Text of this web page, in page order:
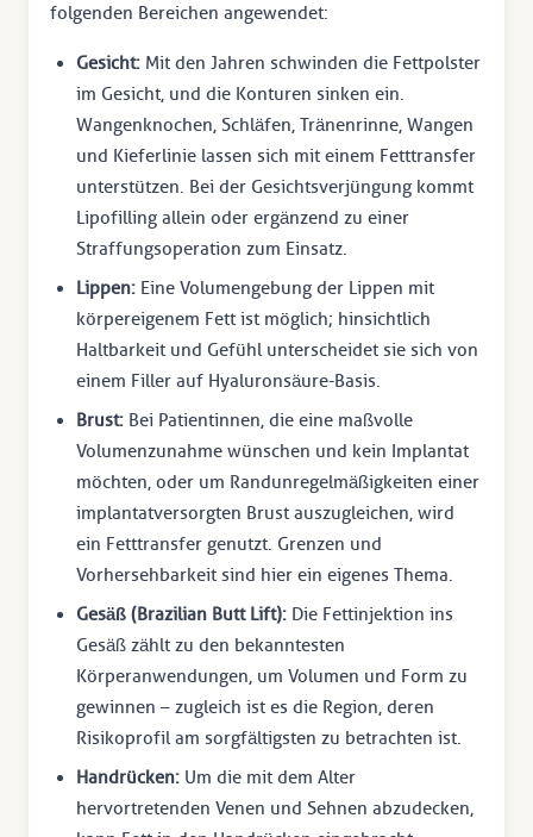
folgenden Bereichen angewendet:
Gesicht: Mit den Jahren schwinden die Fettpolster
im Gesicht, und die Konturen sinken ein.
Wangenknochen, Schläfen, Tränenrinne, Wangen
und Kieferlinie lassen sich mit einem Fetttransfer
unterstützen. Bei der Gesichtsverjüngung kommt
Lipofilling allein oder ergänzend zu einer
Straffungsoperation zum Einsatz.
Lippen: Eine Volumengebung der Lippen mit
körpereigenem Fett ist möglich; hinsichtlich
Haltbarkeit und Gefühl unterscheidet sie sich von
einem Filler auf Hyaluronsäure-Basis.
Brust: Bei Patientinnen, die eine maßvolle
Volumenzunahme wünschen und kein Implantat
möchten, oder um Randunregelmäßigkeiten einer
implantatversorgten Brust auszugleichen, wird
ein Fetttransfer genutzt. Grenzen und
Vorhersehbarkeit sind hier ein eigenes Thema.
Gesäß (Brazilian Butt Lift): Die Fettinjektion ins
Gesäß zählt zu den bekanntesten
Körperanwendungen, um Volumen und Form zu
gewinnen – zugleich ist es die Region, deren
Risikoprofil am sorgfältigsten zu betrachten ist.
Handrücken: Um die mit dem Alter
hervortretenden Venen und Sehnen abzudecken,